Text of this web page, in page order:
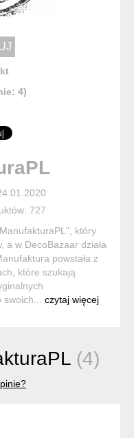
4)
727
który
a w DecoBazaar działa
powstała z
które szukają
czytaj więcej
(4)